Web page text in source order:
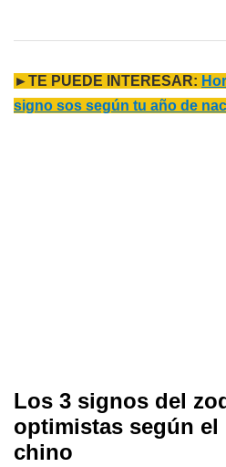
►TE PUEDE INTERESAR:
signo sos según tu año de
Los 3 signos del
optimistas según
chino